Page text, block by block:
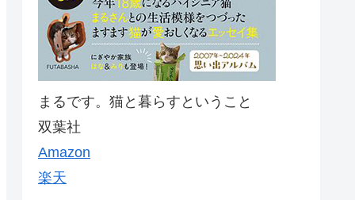
まるです。猫と暮らすということ
双葉社
Amazon
楽天